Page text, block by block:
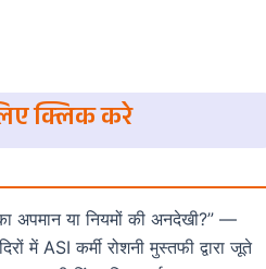
क्लिक करे